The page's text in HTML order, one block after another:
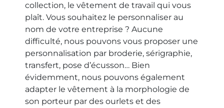
collection, le vêtement de travail qui vous
plaît. Vous souhaitez le personnaliser au
nom de votre entreprise ? Aucune
difficulté, nous pouvons vous proposer une
personnalisation par broderie, sérigraphie,
transfert, pose d’écusson… Bien
évidemment, nous pouvons également
adapter le vêtement à la morphologie de
son porteur par des ourlets et des